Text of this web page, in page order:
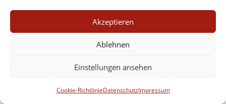
Akzeptieren
Ablehnen
Einstellungen ansehen
Cookie-RichtlinieDatenschutzImpressum
neoviktorianische Literatur(4) neoviktorianischer Krimi(3)
Sachbuch multi-kulti
viktorianische Erzählungen und Märchen(2)